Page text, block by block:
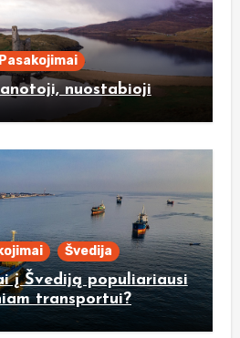
Pasakojimai
nuostabioji
Švedija
į Švediją populiariausi
transportui?